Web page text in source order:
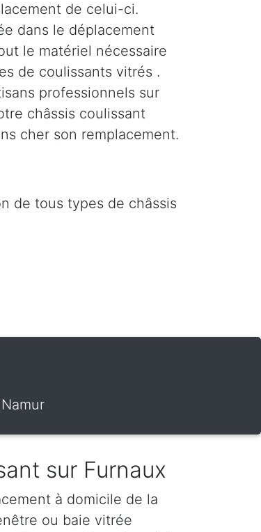
de celui-ci.
dans le déplacement
le matériel nécessaire
de coulissants vitrés .
professionnels sur
châssis coulissant
cher son remplacement.
de tous types de châssis
sur Furnaux
à domicile de la
ou baie vitrée